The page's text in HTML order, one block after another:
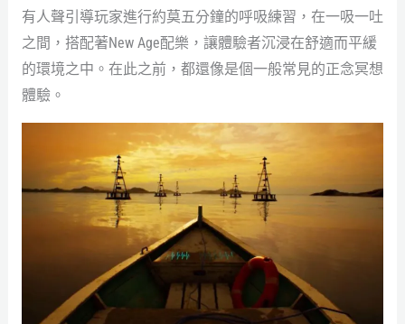
有人聲引導玩家進行約莫五分鐘的呼吸練習，在一吸一吐
之間，搭配著New Age配樂，讓體驗者沉浸在舒適而平緩
的環境之中。在此之前，都還像是個一般常見的正念冥想
體驗。